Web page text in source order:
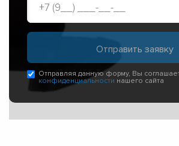
Отправляя данную форму, Вы
конфиденциальности нашего сайта